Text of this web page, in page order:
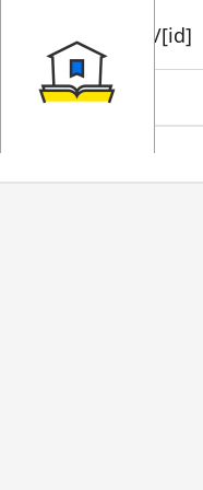
book/rent/[id]